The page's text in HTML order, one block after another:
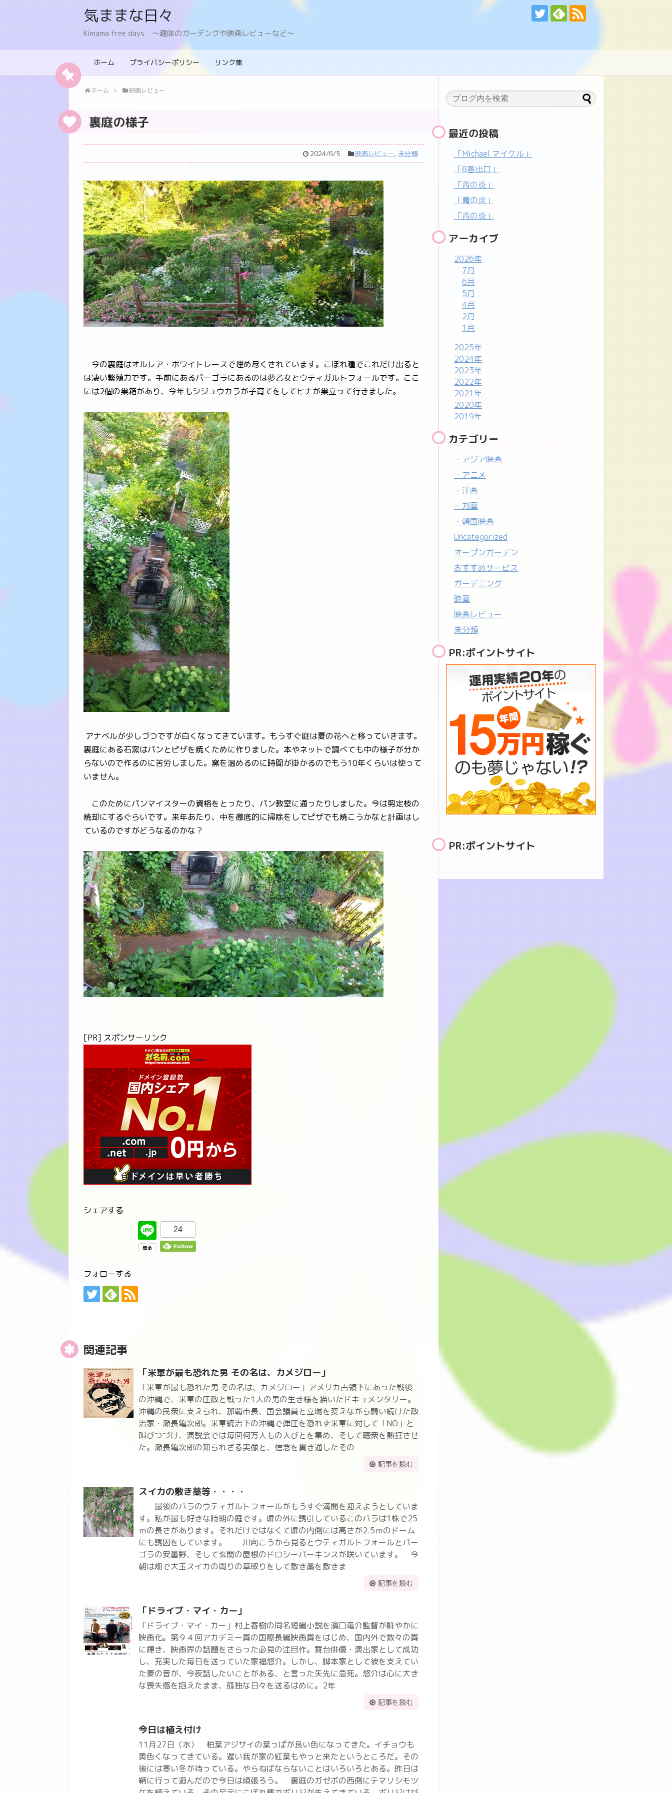
気ままな日々
Kimama free days 〜趣味のガーデングや映画レビューなど〜
ホーム プライバシーポリシー リンク集
ホーム 映画レビュー
裏庭の様子
2024/6/5 映画レビュー, 未分類
今の裏庭はオルレア・ホワイトレースで埋め尽くされています。こぼれ種でこれだけ出ると
は凄い繁殖力です。手前にあるパーゴラにあるのは夢乙女とウティガルトフォールです。ここ
には2個の巣箱があり、今年もシジュウカラが子育てをしてヒナが巣立って行きました。
アナベルが少しづつですが白くなってきています。もうすぐ庭は夏の花へと移っていきます。
裏庭にある石窯はパンとピザを焼くために作りました。本やネットで調べても中の様子が分か
らないので作るのに苦労しました。窯を温めるのに時間が掛かるのでもう10年くらいは使って
いません。
このためにパンマイスターの資格をとったり、パン教室に通ったりしました。今は剪定枝の
焼却にするぐらいです。来年あたり、中を徹底的に掃除をしてピザでも焼こうかなと計画はし
ているのですがどうなるのかな？
[PR] スポンサーリンク
シェアする
24
フォローする
関連記事
「米軍が最も恐れた男 その名は、カメジロー」
「米軍が最も恐れた男 その名は、カメジロー」アメリカ占領下にあった戦後
の沖縄で、米軍の圧政と戦った1人の男の生き様を描いたドキュメンタリー。
沖縄の民衆に支えられ、那覇市長、国会議員と立場を変えながら闘い続けた政
治家・瀬長亀次郎。米軍統治下の沖縄で弾圧を恐れず米軍に対して「NO」と
叫びつづけ、演説会では毎回何万人もの人びとを集め、そして聴衆を熱狂させ
た。瀬長亀次郎の知られざる実像と、信念を貫き通したその
記事を読む
スイカの敷き藁等・・・・
最後のバラのウティガルトフォールがもうすぐ満開を迎えようとしていま
す。私が最も好きな時期の庭です。塀の外に誘引しているこのバラは1株で25
ｍの長さがあります。それだけではなくて塀の内側には高さが2.5ｍのドーム
にも誘因をしています。 川向こうから見るとウティガルトフォールとパー
ゴラの安曇野、そして玄関の屋根のドロシーパーキンスが咲いています。 今
朝は畑で大玉スイカの周りの草取りをして敷き藁を敷きま
記事を読む
「ドライブ・マイ・カー」
「ドライブ・マイ・カー」村上春樹の同名短編小説を濱口竜介監督が鮮やかに
映画化。第９４回アカデミー賞の国際長編映画賞をはじめ、国内外で数々の賞
に輝き、映画界の話題をさらった必見の注目作。舞台俳優・演出家として成功
し、充実した毎日を送っていた家福悠介。しかし、脚本家として彼を支えてい
た妻の音が、今夜話したいことがある、と言った矢先に急死。悠介は心に大き
な喪失感を抱えたまま、孤独な日々を送るはめに。2年
記事を読む
今日は植え付け
11月27日（水） 柏葉アジサイの葉っぱが良い色になってきた。イチョウも
黄色くなってきている。遅い我が家の紅葉もやっと来たというところだ。その
後には寒い冬が待っている。やらねばならないことはいろいろとある。昨日は
鞆に行って遊んだので今日は頑張ろう。 裏庭のガゼボの西側にテマリシモツ
最近の投稿
「Michael マイケル」
「8番出口」
「青の炎」
「青の炎」
「青の炎」
アーカイブ
2026年
7月
6月
5月
4月
2月
1月
2025年
2024年
2023年
2022年
2021年
2020年
2019年
カテゴリー
・アジア映画
・アニメ
・洋画
・邦画
・韓国映画
Uncategorized
オープンガーデン
おすすめサービス
ガーデニング
映画
映画レビュー
未分類
PR:ポイントサイト
PR:ポイントサイト